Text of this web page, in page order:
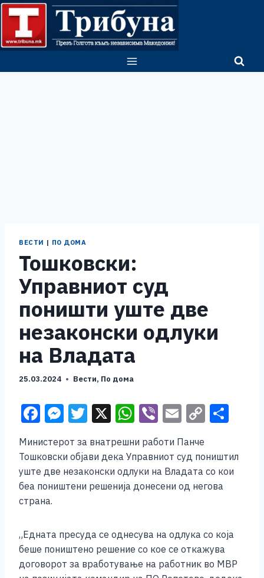
Skip
content
ВЕСТИ | ПО ДОМА
Тошковски:
Управниот суд
поништи уште две
незаконски одлуки
на Владата
25.03.2024 Вести, По дома
F
c
e
b
o
o
k
M
ss
e
n
er
T
tt
er
X W
at
s
A
p
Vi
er
E
m
ai
l
C
p
y
Li
k
ar
e
Министерот за внатрешни работи Панче
Тошковски објави дека Управниот суд поништил
уште две незаконски одлуки на Владата со кои
беа поништени решенија донесени од негова
страна.
„Едната пресуда се однесува на одлука со која
беше поништено решение со кое се откажува
договорот за вработување на работник во МВР